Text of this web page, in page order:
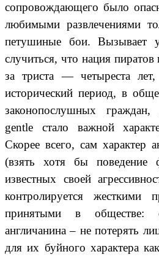
сопровождающего было
любимыми развлечениями
петушиные бои. Вызывает
случиться, что нация пиратов
за триста — четыреста
исторический период, в
законопослушных
gentle стало важной
Скорее всего, сам характер
(взять хотя бы поведение
известных своей
контролируется жесткими
принятыми в обществе:
англичанина – не потерять
для их буйного характера